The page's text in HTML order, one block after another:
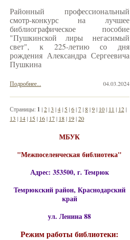
Районный профессиональный
смотр-конкурс на лучшее
библиографическое пособие
"Пушкинской лиры негасимый
свет", к 225-летию со дня
рождения Александра Сергеевича
Пушкина
04.03.2024
Подробнее...
Страницы: 1 |2|3 |4| 5|6|7|8|9| 10| 11 | 12|
13 | 14| 15| 16| 17| 18| 19|20
МБУК
"Межпоселенческая библиотека"
Адрес: 353500, г. Темрюк
Темрюкский район, Краснодарский
край
ул. Ленина 88
Режим работы библиотеки: